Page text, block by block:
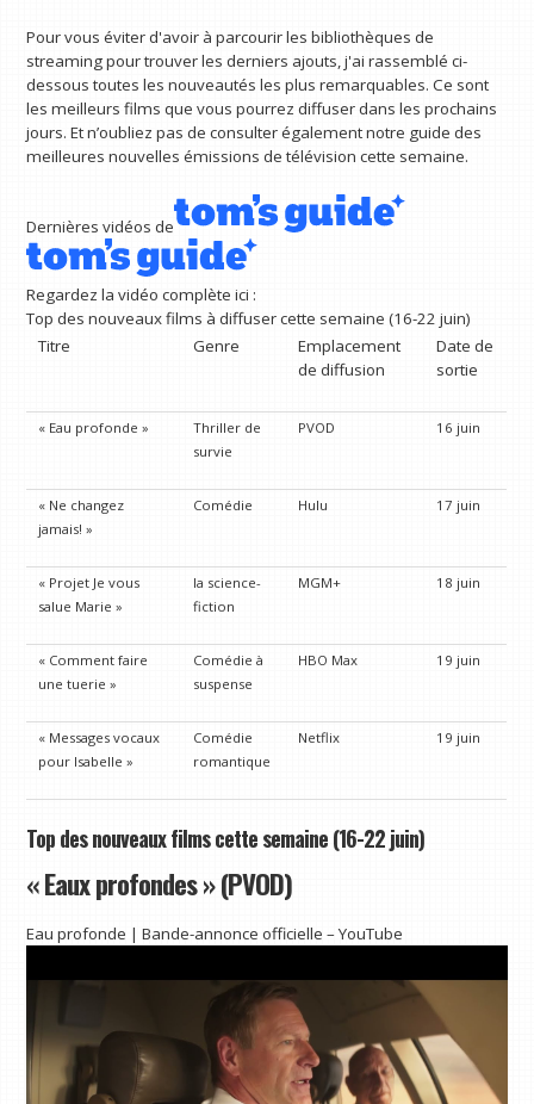
Pour vous éviter d'avoir à parcourir les bibliothèques de
streaming pour trouver les derniers ajouts, j'ai rassemblé ci-
dessous toutes les nouveautés les plus remarquables. Ce sont
les meilleurs films que vous pourrez diffuser dans les prochains
jours. Et n’oubliez pas de consulter également notre guide des
meilleures nouvelles émissions de télévision cette semaine.
Dernières vidéos de
Regardez la vidéo complète ici :
Top des nouveaux films à diffuser cette semaine (16-22 juin)
Titre
Genre
Emplacement
de diffusion
Date de
sortie
« Eau profonde »
Thriller de
survie
PVOD 16 juin
« Ne changez
jamais! »
Comédie Hulu 17 juin
« Projet Je vous
salue Marie »
la science-
fiction
MGM+ 18 juin
« Comment faire
une tuerie »
Comédie à
suspense
HBO Max 19 juin
« Messages vocaux
pour Isabelle »
Comédie
romantique
Netflix 19 juin
Top des nouveaux films cette semaine (16-22 juin)
« Eaux profondes » (PVOD)
Eau profonde | Bande-annonce officielle – YouTube